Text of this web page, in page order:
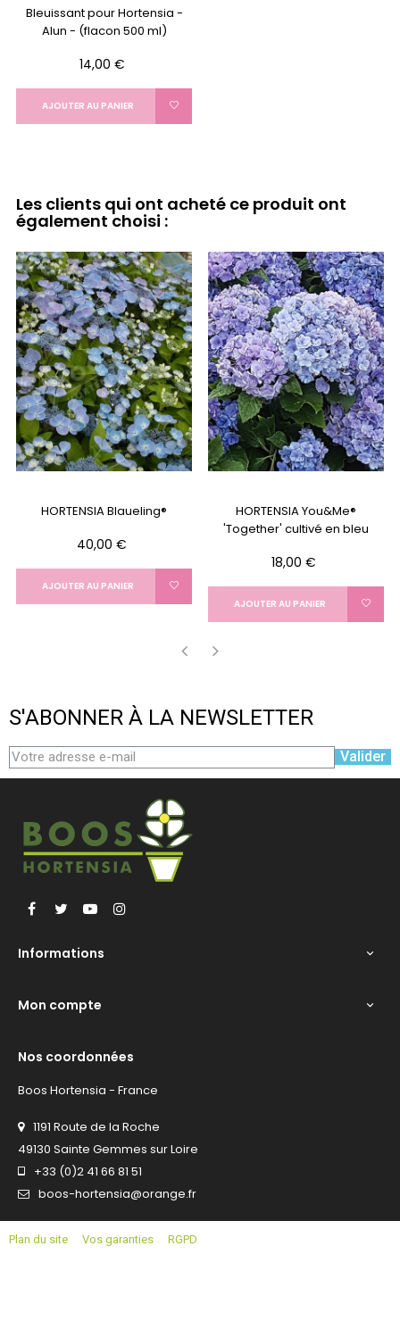
Bleuissant pour Hortensia -
Alun - (flacon 500 ml)
Prix
14,00 €
AJOUTER AU PANIER
Les clients qui ont acheté ce produit ont
également choisi :
HORTENSIA Blaueling®
Prix
40,00 €
AJOUTER AU PANIER
HORTENSIA You&Me®
'Together' cultivé en bleu
Prix
18,00 €
AJOUTER AU PANIER
S'ABONNER À LA NEWSLETTER
Valider
Facebook
Twitter YouTube
Informations 
Mon compte 
Nos coordonnées
Boos Hortensia - France
1191 Route de la Roche
49130 Sainte Gemmes sur Loire
+33 (0)2 41 66 81 51
boos-hortensia@orange.fr
Plan du site Vos garanties RGPD